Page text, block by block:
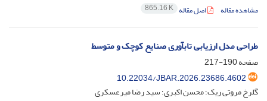
مشاهده مقاله اصل مقاله 865.16 K
طراحی مدل ارزیابی تابآوری صنایع کوچک و متوسط
صفحه190-217
10.22034/JBAR.2026.23686.4602
گلرخ مروتی ریک؛ محسن اکبری؛ سید رضا میرعسکری